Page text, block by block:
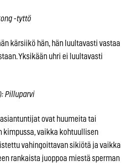
-tyttö
kärsiikö hän, hän luultavasti vastaa
Yksikään uhri ei luultavasti
Pilluparvi
ovat huumeita tai
vaikka kohtuullisen
vahingoittavan sikiötä ja vaikka
rankaista juoppoa miestä sperman